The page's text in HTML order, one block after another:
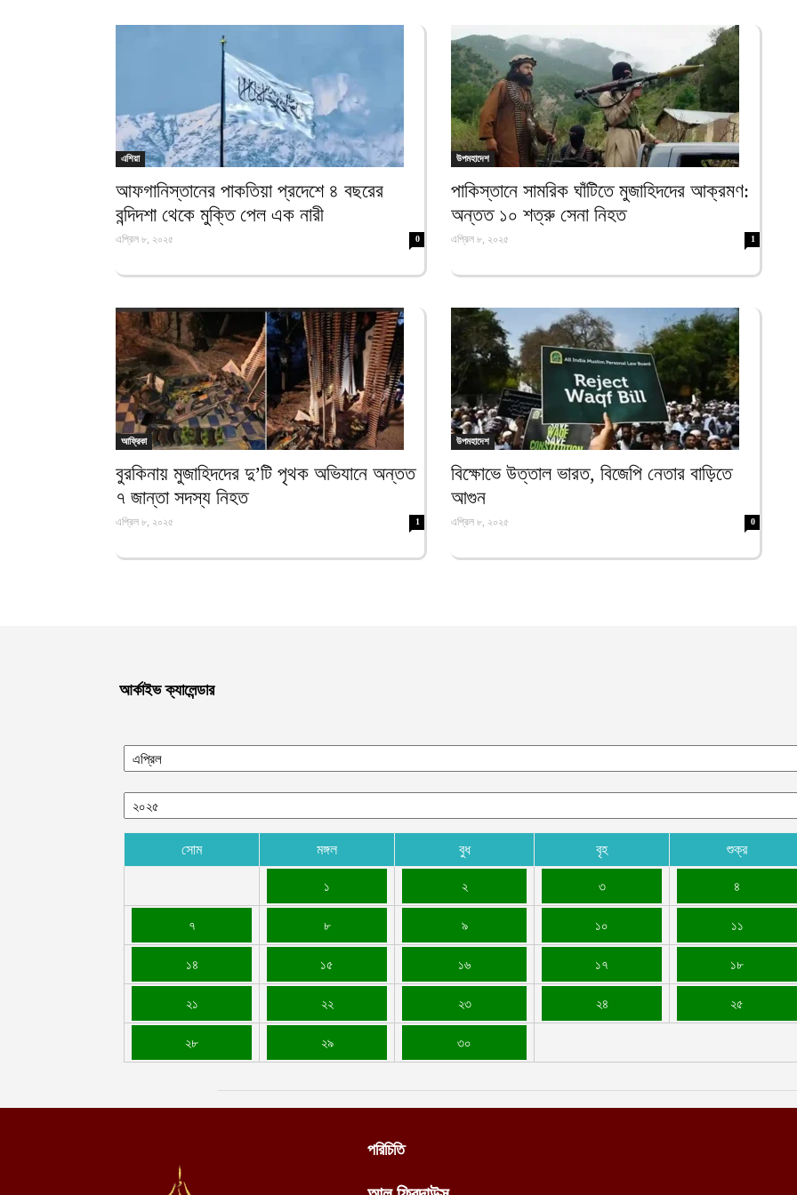
এশিয়া
আফগানিস্তানের পাকতিয়া প্রদেশে ৪ বছরের
বন্দিদশা থেকে মুক্তি পেল এক নারী
এপ্রিল ৮, ২০২৫ 0
উপমহাদেশ
পাকিস্তানে সামরিক ঘাঁটিতে মুজাহিদদের আক্রমণ:
অন্তত ১০ শত্রু সেনা নিহত
এপ্রিল ৮, ২০২৫ 1
আফ্রিকা
বুরকিনায় মুজাহিদদের দু’টি পৃথক অভিযানে অন্তত
৭ জান্তা সদস্য নিহত
এপ্রিল ৮, ২০২৫ 1
উপমহাদেশ
বিক্ষোভে উত্তাল ভারত, বিজেপি নেতার বাড়িতে
আগুন
এপ্রিল ৮, ২০২৫ 0
আর্কাইভ ক্যালেন্ডার
সোম মঙ্গল বুধ বৃহ শুক্র
১ ২ ৩ ৪
৭ ৮ ৯ ১০ ১১
১৪ ১৫ ১৬ ১৭ ১৮
২১ ২২ ২৩ ২৪ ২৫
২৮ ২৯ ৩০
পরিচিতি